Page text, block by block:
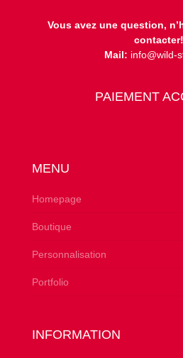
Vous avez une question,
contacter!
Mail: info@wild-
PAIEMENT
MENU
Homepage
Boutique
Personnalisation
Portfolio
INFORMATION